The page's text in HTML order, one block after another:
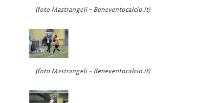
(foto Mastrangeli – Beneventocalcio.it)
(foto Mastrangeli – Beneventocalcio.it)